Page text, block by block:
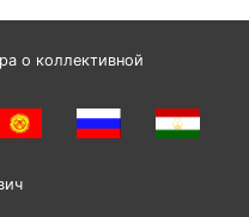
о коллективной